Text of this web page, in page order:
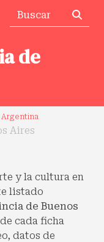
de
Argentina
Aires
y la cultura en
listado
de Buenos
cada ficha
datos de